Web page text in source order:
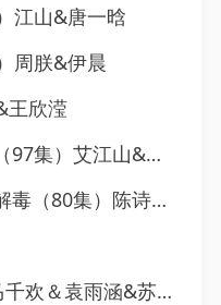
江山&唐一晗
周朕&伊晨
王欣滢
集）艾江山&李钊
陈诗诗&尹昕&艾江山
＆袁雨涵&苏晓言